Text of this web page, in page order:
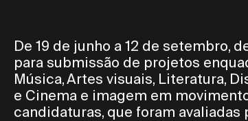
De 19 de junho a 12 de setembro,
para submissão de projetos
Música, Artes visuais, Literatura,
e Cinema e imagem em
candidaturas, que foram